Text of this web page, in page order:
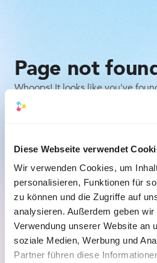
Diese Webseite verwendet
Wir verwenden Cookies, um
personalisieren, Funktionen für
zu können und die Zugriffe auf
analysieren. Außerdem geben
Verwendung unserer Website an
soziale Medien, Werbung und
Partner führen diese
Page not
Whoops! It looks like you've
exist. Don't worry, it happens to
Check the URL for any
Go back to the previous
to the desired content
Back to the